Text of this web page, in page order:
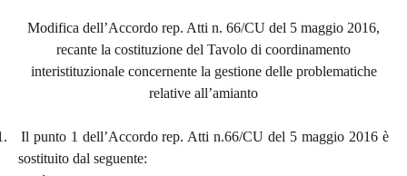
Modifica dell’Accordo rep. Atti n. 66/CU del 5 maggio 2016,
recante la costituzione del Tavolo di coordinamento
interistituzionale concernente la gestione delle problematiche
relative all’amianto
Il punto 1 dell’Accordo rep. Atti n.66/CU del 5 maggio 2016 è
sostituito dal seguente: